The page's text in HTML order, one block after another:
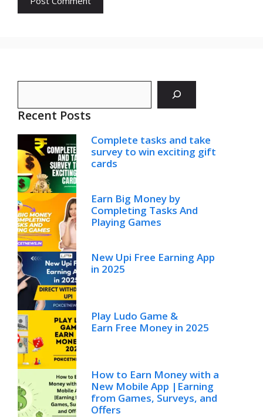
Recent Posts
Complete tasks and take
survey to win exciting gift
cards
Earn Big Money by
Completing Tasks And
Playing Games
New Upi Free Earning App
in 2025
Play Ludo Game &
Earn Free Money in 2025
How to Earn Money with a
New Mobile App |Earning
from Games, Surveys, and
Offers